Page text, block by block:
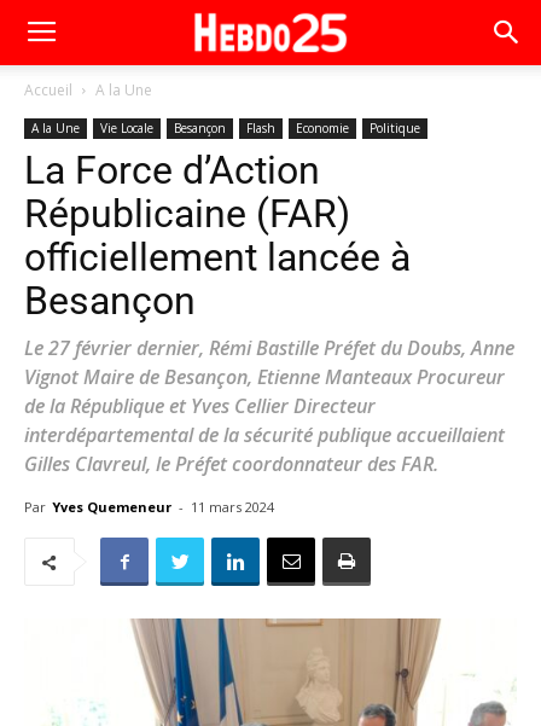
Accueil A la Une
A la Une Vie Locale Besançon Flash Economie Politique
La Force d’Action
Républicaine (FAR)
officiellement lancée à
Besançon
Le 27 février dernier, Rémi Bastille Préfet du Doubs, Anne
Vignot Maire de Besançon, Etienne Manteaux Procureur
de la République et Yves Cellier Directeur
interdépartemental de la sécurité publique accueillaient
Gilles Clavreul, le Préfet coordonnateur des FAR.
Par Yves Quemeneur - 11 mars 2024